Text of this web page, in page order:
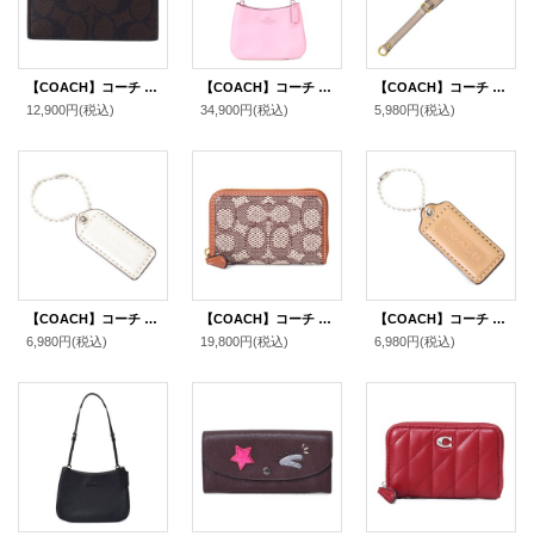
【COACH】コーチ コーティングキャンバス レザー シグネチャー ジップ カードケース コインケース 小銭入れ マホガニー×カーキ〔日本未発売〕
12,900円(税込)
【COACH】コーチ スムースレザー ペネロペ ロゴ スリム ショルダー ハンドバッグ フラワーピンク(日本未発売）
34,900円(税込)
【COACH】コーチ レザー ショルダー ストラップ グレー（日本未発売）
5,980円(税込)
【COACH】コーチ レザー ハングタグ ロゴ チャーム キーホルダー チャーク（日本未発売）
6,980円(税込)
【COACH】コーチ カードケース ジャガード レザー シグネチャー エッセンシャル スモール ジップ アラウンド スクエア スリム コインケース ブラウンマルチ（日本未発売）
19,800円(税込)
【COACH】コーチ レザー ハングタグ ロゴ チャーム キーホルダー マルチ（日本未発売）
6,980円(税込)